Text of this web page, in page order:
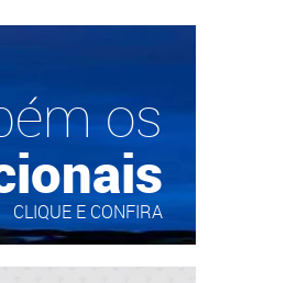
os
CLIQUE E CONFIRA